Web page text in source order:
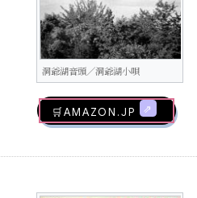
洞爺湖音頭／洞爺湖小唄
🛒AMAZON.jp